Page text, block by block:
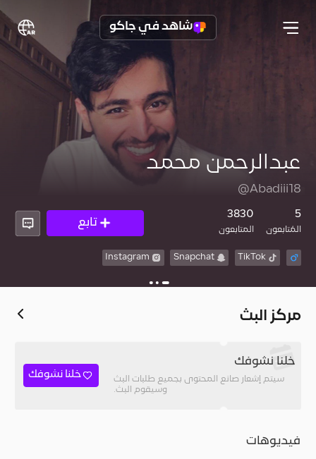
شاهد في جاكو
عبدالرحمن محمد
@Abadiii18
5
المُتابعون
3830
المتابعون
تابع
TikTok
Snapchat
مركز البث
خلنا نشوفك
سيتم إشعار صانع المحتوى بجميع طلبات البث
وسيقوم البث.
خلنا نشوفك
فيديوهات